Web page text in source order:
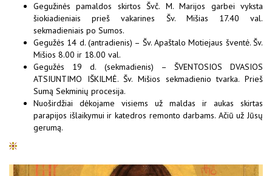
Gegužinės pamaldos skirtos Švč. M. Marijos garbei vyksta
šiokiadieniais prieš vakarines Šv. Mišias 17.40 val.
sekmadieniais po Sumos.
Gegužės 14 d. (antradienis) – Šv. Apaštalo Motiejaus šventė. Šv.
Mišios 8.00 ir 18.00 val.
Gegužės 19 d. (sekmadienis) – ŠVENTOSIOS DVASIOS
ATSIUNTIMO IŠKILMĖ. Šv. Mišios sekmadienio tvarka. Prieš
Sumą Sekminių procesija.
Nuoširdžiai dėkojame visiems už maldas ir aukas skirtas
parapijos išlaikymui ir katedros remonto darbams. Ačiū už Jūsų
gerumą.